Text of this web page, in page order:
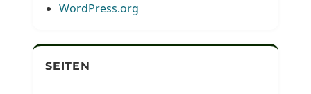
WordPress.org
SEITEN